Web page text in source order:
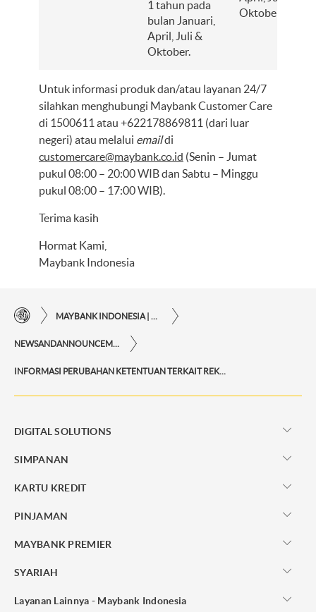
1 tahun pada
bulan Januari,
April, Juli &
Oktober.
Oktober.
Untuk informasi produk dan/atau layanan 24/7
silahkan menghubungi Maybank Customer Care
di 1500611 atau +622178869811 (dari luar
negeri) atau melalui emaildi
customercare@maybank.co.id (Senin – Jumat
pukul 08:00 – 20:00 WIB dan Sabtu – Minggu
pukul 08:00 – 17:00 WIB).
Terima kasih
Hormat Kami,
Maybank Indonesia
INFORMASI PERUBAHAN KETENTUAN TERKAIT REKENING DORMANT
DIGITAL SOLUTIONS
SIMPANAN
KARTU KREDIT
PINJAMAN
MAYBANK PREMIER
SYARIAH
Layanan Lainnya - Maybank Indonesia